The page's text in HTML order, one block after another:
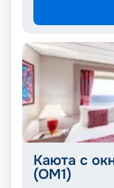
Каюта с
(OM1)